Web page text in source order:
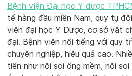
Bệnh viện Đại học Y dược
tế hàng đầu miền Nam, quy tụ
viên đại học Y Dược, cơ sở vật
đại. Bệnh viện nổi tiếng với quy
chuyên nghiệp, hiệu quả cao.
tiến như nội soi ống mềm, nội soi